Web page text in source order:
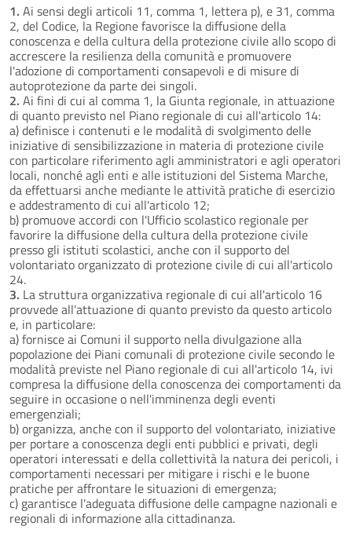
1. Ai sensi degli articoli 11, comma 1, lettera p), e 31, comma
2, del Codice, la Regione favorisce la diffusione della
conoscenza e della cultura della protezione civile allo scopo di
accrescere la resilienza della comunità e promuovere
l'adozione di comportamenti consapevoli e di misure di
autoprotezione da parte dei singoli.
2. Ai fini di cui al comma 1, la Giunta regionale, in attuazione
di quanto previsto nel Piano regionale di cui all'articolo 14:
a) definisce i contenuti e le modalità di svolgimento delle
iniziative di sensibilizzazione in materia di protezione civile
con particolare riferimento agli amministratori e agli operatori
locali, nonché agli enti e alle istituzioni del Sistema Marche,
da effettuarsi anche mediante le attività pratiche di esercizio
e addestramento di cui all'articolo 12;
b) promuove accordi con l'Ufficio scolastico regionale per
favorire la diffusione della cultura della protezione civile
presso gli istituti scolastici, anche con il supporto del
volontariato organizzato di protezione civile di cui all'articolo
24.
3. La struttura organizzativa regionale di cui all'articolo 16
provvede all'attuazione di quanto previsto da questo articolo
e, in particolare:
a) fornisce ai Comuni il supporto nella divulgazione alla
popolazione dei Piani comunali di protezione civile secondo le
modalità previste nel Piano regionale di cui all'articolo 14, ivi
compresa la diffusione della conoscenza dei comportamenti da
seguire in occasione o nell'imminenza degli eventi
emergenziali;
b) organizza, anche con il supporto del volontariato, iniziative
per portare a conoscenza degli enti pubblici e privati, degli
operatori interessati e della collettività la natura dei pericoli, i
comportamenti necessari per mitigare i rischi e le buone
pratiche per affrontare le situazioni di emergenza;
c) garantisce l'adeguata diffusione delle campagne nazionali e
regionali di informazione alla cittadinanza.